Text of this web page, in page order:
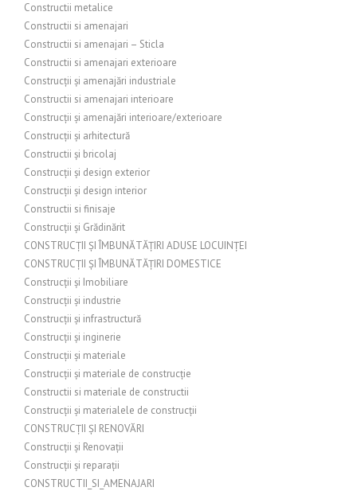
Constructii metalice
Constructii si amenajari
Constructii si amenajari – Sticla
Constructii si amenajari exterioare
Construcții și amenajări industriale
Constructii si amenajari interioare
Construcții și amenajări interioare/exterioare
Construcții și arhitectură
Constructii și bricolaj
Construcții și design exterior
Construcții și design interior
Constructii si finisaje
Construcții și Grădinărit
CONSTRUCȚII ȘI ÎMBUNĂTĂȚIRI ADUSE LOCUINȚEI
CONSTRUCȚII ȘI ÎMBUNĂTĂȚIRI DOMESTICE
Construcții și Imobiliare
Construcții și industrie
Construcții și infrastructură
Construcții și inginerie
Construcții și materiale
Construcții și materiale de construcție
Constructii si materiale de constructii
Construcții și materialele de construcții
CONSTRUCȚII ȘI RENOVĂRI
Construcții și Renovații
Construcții și reparații
CONSTRUCTII_SI_AMENAJARI